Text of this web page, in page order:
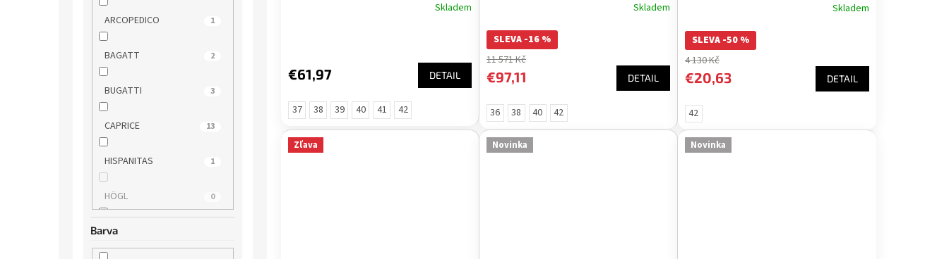
ARCOPEDICO 1
BAGATT 2
BUGATTI 3
CAPRICE 13
HISPANITAS 1
HÖGL 0
IMAC
Barva
Skladem
€61,97 DETAIL
37 38 39 40 41 42
Skladem
SLEVA -16 %
11 571 Kč
€97,11 DETAIL
36 38 40 42
Skladem
SLEVA -50 %
4 130 Kč
€20,63 DETAIL
42
Zľava Novinka Novinka